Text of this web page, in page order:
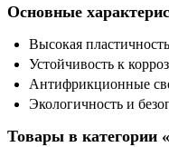
Основные
Высокая
Устойчивость к
Антифрикционные
Экологичность и
Товары в категории